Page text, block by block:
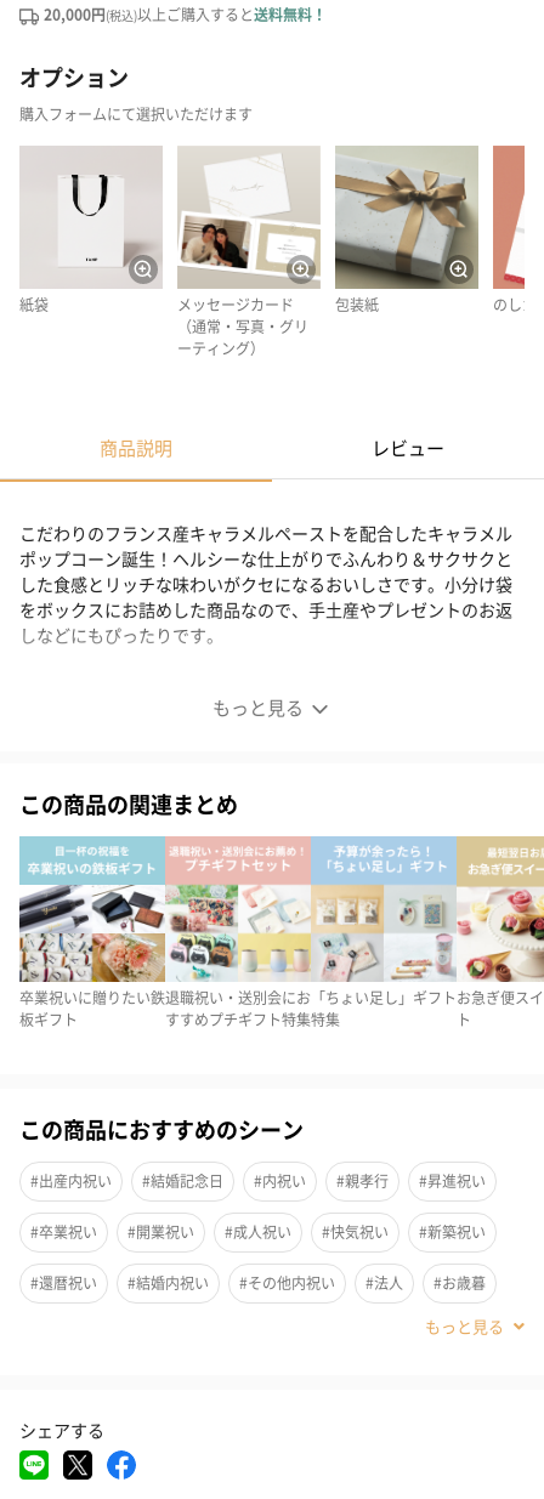
20,000円(税込)以上ご購入すると送料無料！
オプション
購入フォームにて選択いただけます
紙袋
メッセージカード
（通常・写真・グリ
ーティング）
包装紙 のしカ
商品説明 レビュー
もっと見る
こだわりのフランス産キャラメルペーストを配合したキャラメル
ポップコーン誕生！ヘルシーな仕上がりでふんわり＆サクサクと
した食感とリッチな味わいがクセになるおいしさです。小分け袋
をボックスにお詰めした商品なので、手土産やプレゼントのお返
しなどにもぴったりです。
ふんわり＆さくさく食感がクセになる♪パリ・キャラメル
日本で販売されている一般的なポップコーンは「バタフライ型」
と呼ばれるコーンが使用されています。
一方、マッシュルーム型は一粒一粒の仕上がりが丸く、フレーバ
ーがコーンにしっかりと絡まりやすいのが特徴です。
余分な油を使用せず、原料のとうもろこしに熱風をあて、コーン
を弾いてつくる 「エアーポップ製法」により、素材の旨味を活か
※原料のコーンは遺伝子組み換えではないとうもろこしを使用
＜保存料・香料・着色料＞不使用
コーティングキャラメルには1957年創業のフランス老舗スイーツ
呼ばれる希少なレ島産の天日塩が入ったこだわりの逸品が、クセ
になる味わいを演出しています。
この商品の関連まとめ
卒業祝いに贈りたい鉄
板ギフト
退職祝い・送別会にお
すすめプチギフト特集
「ちょい足し」ギフト
特集
お急ぎ便ス
ト
この商品におすすめのシーン
#出産内祝い #結婚記念日 #内祝い #親孝行 #昇進祝い
#卒業祝い #開業祝い #成人祝い #快気祝い #新築祝い
#還暦祝い #結婚内祝い #その他内祝い #法人 #お歳暮
#お礼 #記念日
#誕生日 #ホワイトデー
シェアする